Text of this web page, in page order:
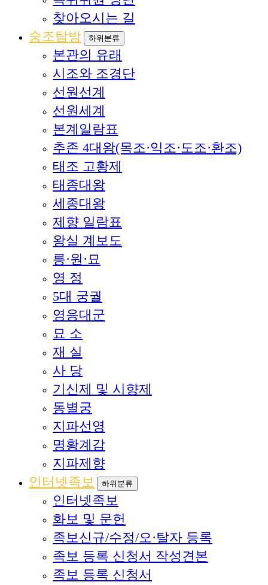
찾아오시는 길
숭조탐방
하위분류
본관의 유래
시조와 조경단
선원선계
선원세계
본계일람표
추존 4대왕(목조·익조·도조·환조)
태조 고황제
태종대왕
세종대왕
제향 일람표
왕실 계보도
릉·원·묘
영 정
5대 궁궐
영응대군
묘 소
재 실
사 당
기신제 및 시향제
동별궁
지파선영
명황계감
지파제향
인터넷족보
하위분류
인터넷족보
화보 및 문헌
족보신규/수정/오·탈자 등록
족보 등록 신청서 작성견본
족보 등록 신청서